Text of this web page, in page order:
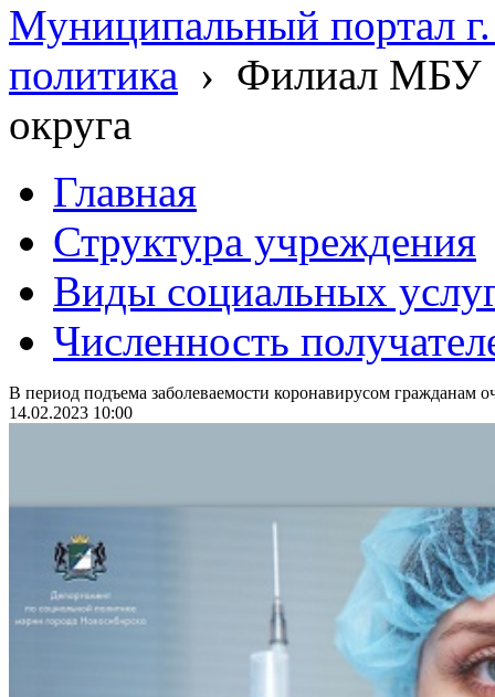
Муниципальный портал
политика › Филиал МБУ
округа
Главная
Структура учреждения
Виды социальных
Численность
В период подъема заболеваемости коронавирусом гражданам
14.02.2023 10:00